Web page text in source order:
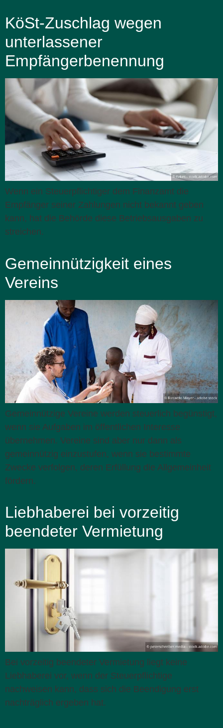
KöSt-Zuschlag wegen
unterlassener
Empfängerbenennung
Wenn ein Steuerpflichtiger dem Finanzamt die
Empfänger seiner Zahlungen nicht bekannt geben
kann, hat die Behörde diese Betriebsausgaben zu
streichen.
Gemeinnützigkeit eines
Vereins
Gemeinnützige Vereine werden steuerlich begünstigt,
wenn sie Aufgaben im öffentlichen Interesse
übernehmen. Vereine sind aber nur dann als
gemeinnützig einzustufen, wenn sie bestimmte
Zwecke verfolgen, deren Erfüllung die Allgemeinheit
fördern.
Liebhaberei bei vorzeitig
beendeter Vermietung
Bei vorzeitig beendeter Vermietung liegt keine
Liebhaberei vor, wenn der Steuerpflichtige
nachweisen kann, dass sich die Beendigung erst
nachträglich ergeben hat.